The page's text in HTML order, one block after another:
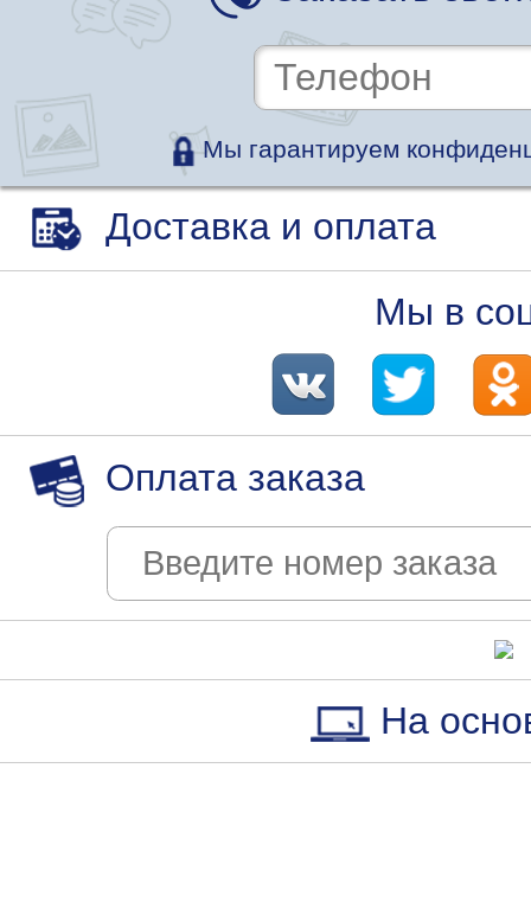
Мы гарантируем
Доставка и оплата
Мы в
Оплата заказа
На